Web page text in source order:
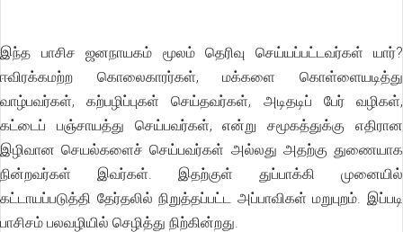
இந்த பாசிச ஜனநாயகம் மூலம் தெரிவு செய்யப்பட்டவர்கள் யார்?
ஈவிரக்கமற்ற கொலைகாரர்கள், மக்களை கொள்ளையடித்து
வாழ்பவர்கள், கற்பழிப்புகள் செய்தவர்கள், அடிதடிப் பேர் வழிகள்,
கட்டைப் பஞ்சாயத்து செய்பவர்கள், என்று சமூகத்துக்கு எதிரான
இழிவான செயல்களைச் செய்பவர்கள் அல்லது அதற்கு துணையாக
நின்றவர்கள் இவர்கள். இதற்குள் துப்பாக்கி முனையில்
கட்டாயப்படுத்தி தேர்தலில் நிறுத்தப்பட்ட அப்பாவிகள் மறுபுறம். இப்படி
பாசிசம் பலவழியில் செழித்து நிற்கின்றது.